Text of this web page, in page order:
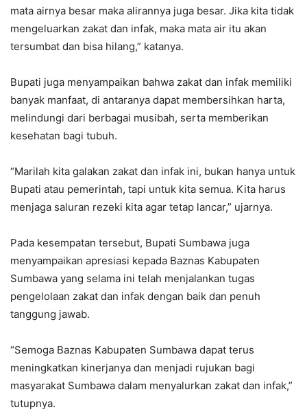
mata airnya besar maka alirannya juga besar. Jika kita tidak
mengeluarkan zakat dan infak, maka mata air itu akan
tersumbat dan bisa hilang,” katanya.
Bupati juga menyampaikan bahwa zakat dan infak memiliki
banyak manfaat, di antaranya dapat membersihkan harta,
melindungi dari berbagai musibah, serta memberikan
kesehatan bagi tubuh.
“Marilah kita galakan zakat dan infak ini, bukan hanya untuk
Bupati atau pemerintah, tapi untuk kita semua. Kita harus
menjaga saluran rezeki kita agar tetap lancar,” ujarnya.
Pada kesempatan tersebut, Bupati Sumbawa juga
menyampaikan apresiasi kepada Baznas Kabupaten
Sumbawa yang selama ini telah menjalankan tugas
pengelolaan zakat dan infak dengan baik dan penuh
tanggung jawab.
“Semoga Baznas Kabupaten Sumbawa dapat terus
meningkatkan kinerjanya dan menjadi rujukan bagi
masyarakat Sumbawa dalam menyalurkan zakat dan infak,”
tutupnya.